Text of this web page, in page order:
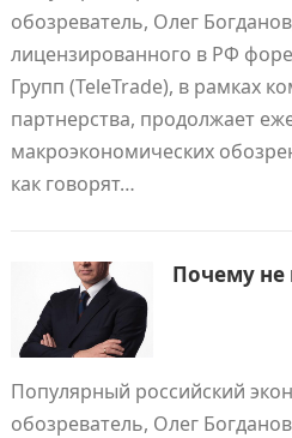
обозреватель, Олег
лицензированного в РФ
Групп (TeleTrade), в рамках
партнерства, продолжает
макроэкономических
как говорят…
Почему не
Популярный российский
обозреватель, Олег